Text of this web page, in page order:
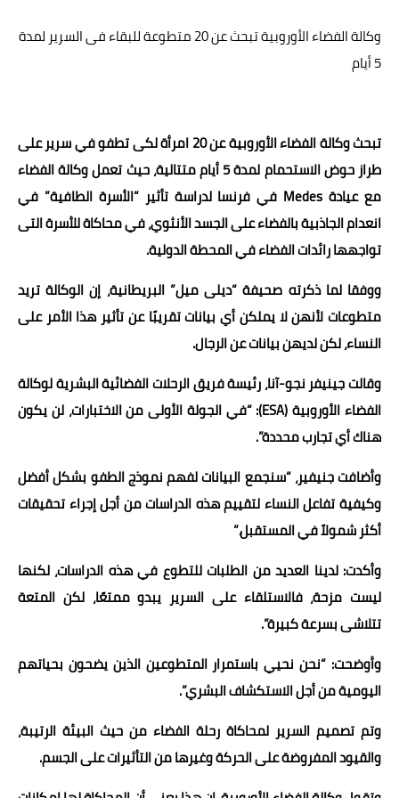
عالم المرأة
أخبار عربية
أخبار النجوم
أخبار العالم
وكالة الفضاء الأوروبية تبحث عن 20 متطوعة للبقاء فى السرير لمدة
5 أيام
تبحث وكالة الفضاء الأوروبية عن 20 امرأة لكى تطفو في سرير على
طراز حوض الاستحمام لمدة 5 أيام متتالية، حيث تعمل وكالة الفضاء
مع عيادة Medes في فرنسا لدراسة تأثير “الأسرة الطافية” في
انعدام الجاذبية بالفضاء على الجسد الأنثوي، في محاكاة للأسرة التى
تواجهها رائدات الفضاء في المحطة الدولية.
ووفقا لما ذكرته صحيفة “ديلى ميل” البريطانية، إن الوكالة تريد
متطوعات لأنهن لا يملكن أي بيانات تقريبًا عن تأثير هذا الأمر على
النساء، لكن لديهن بيانات عن الرجال.
وقالت جينيفر نجو-آنا، رئيسة فريق الرحلات الفضائية البشرية لوكالة
الفضاء الأوروبية (ESA): “في الجولة الأولى من الاختبارات، لن يكون
هناك أي تجارب محددة”.
وأضافت جنيفير، “سنجمع البيانات لفهم نموذج الطفو بشكل أفضل
وكيفية تفاعل النساء لتقييم هذه الدراسات من أجل إجراء تحقيقات
أكثر شمولاً في المستقبل.”
وأكدت: لدينا العديد من الطلبات للتطوع في هذه الدراسات، لكنها
ليست مزحة، فالاستلقاء على السرير يبدو ممتعًا، لكن المتعة
تتلاشى بسرعة كبيرة”.
وأوضحت: “نحن نحيي باستمرار المتطوعين الذين يضحون بحياتهم
اليومية من أجل الاستكشاف البشري”.
وتم تصميم السرير لمحاكاة رحلة الفضاء من حيث البيئة الرتيبة،
والقيود المفروضة على الحركة وغيرها من التأثيرات على الجسم.